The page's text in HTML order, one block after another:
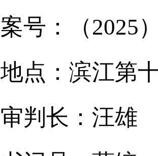
案号：（2025
地点：滨江第
审判长：汪雄